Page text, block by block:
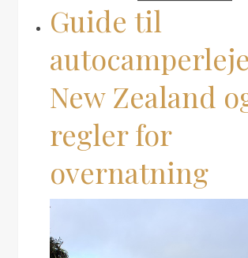
Guide til
New Zealand
regler for
overnatning